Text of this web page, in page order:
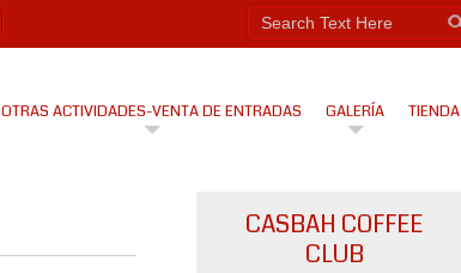
OTRAS ACTIVIDADES-VENTA DE ENTRADAS GALERÍA TIENDA
CASBAH COFFEE
CLUB